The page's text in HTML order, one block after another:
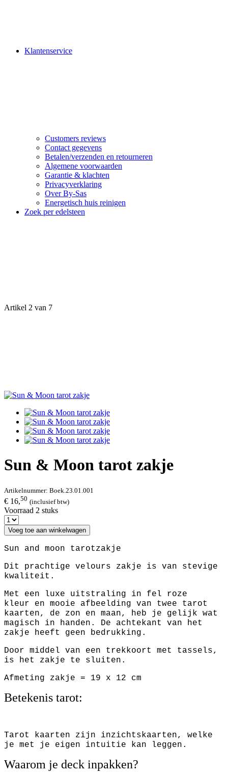
Klantenservice
Customers reviews
Contact gegevens
Betalen/verzenden en retourneren
Algemene voorwaarden
Garantie & klachten
Privacyverklaring
Over By-Sas
Energetisch huis reinigen
Zoek per edelsteen
Artikel 2 van 7
Sun & Moon tarot zakje
Artikelnummer: Boek.23.01.001
€ 16,50 (inclusief btw)
Voorraad 2 stuks
Voeg toe aan winkelwagen
Sun and moon tarotzakje
Dit prachtige velours zakje is van stevige
kwaliteit.
Met een luxe uitstraling in fel roze
kleur en mooie afbeelding van twee tarot
kaarten, de zon en maan, heb je gelijk wat
magisch in handen. De achtekant van het
zakje heeft geen bedrukking.
Door middel van een trekkoort met tassels,
is het zakje te sluiten.
Afmeting zakje = 19 x 12 cm
Betekenis tarot:
Tarot kaarten zijn inzichtskaarten, welke
je met je eigen intuitie kan leggen.
Waarom je deck inpakken?